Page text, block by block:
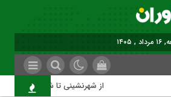
از شهرنشینی تا شهروندی